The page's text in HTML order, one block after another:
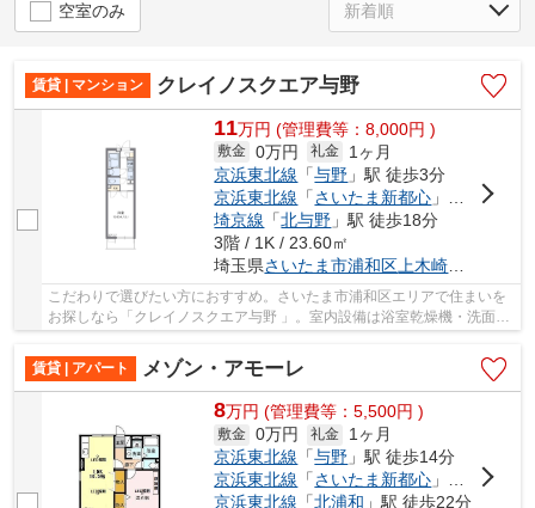
空室のみ
賃貸 | マンション クレイノスクエア与野
11万円 (管理費等：8,000円 )
敷金 0万円 礼金
1ヶ月
京浜東北線 「与野 」駅 徒歩3分
京浜東北線 「さいたま新都心 」駅 徒歩14分
埼京線 「北与野 」駅 徒歩18分
3階 / 1K / 23.60㎡
埼玉県さいたま市浦和区 上木崎
こだわりで選びたい方におすすめ。さいたま市浦和区エリアで住まいを
お探しなら「クレイノスクエア与野 」。室内設備は浴室乾燥機・洗面所
独立など大変充実しております。インターホン...
賃貸 | アパート
メゾン・アモーレ
8万円 (管理費等：5,500円 )
敷金 0万円 礼金
1ヶ月
京浜東北線 「与野 」駅 徒歩14分
京浜東北線 「さいたま新都心 」駅 徒歩29分
京浜東北線 「北浦和 」駅 徒歩22分